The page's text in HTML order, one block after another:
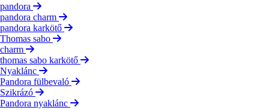
pandora
pandora charm
pandora karkötő
Thomas sabo
charm
thomas sabo karkötő
Nyaklánc
Pandora fülbevaló
Szikrázó
Pandora nyaklánc